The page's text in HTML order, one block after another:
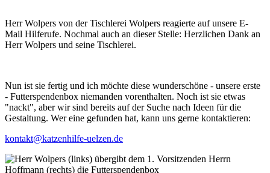
Herr Wolpers von der Tischlerei Wolpers reagierte auf unsere E-
Mail Hilferufe. Nochmal auch an dieser Stelle: Herzlichen Dank an
Herr Wolpers und seine Tischlerei.
Nun ist sie fertig und ich möchte diese wunderschöne - unsere erste
- Futterspendenbox niemanden vorenthalten. Noch ist sie etwas
"nackt", aber wir sind bereits auf der Suche nach Ideen für die
Gestaltung. Wer eine gefunden hat, kann uns gerne kontaktieren:
kontakt@katzenhilfe-uelzen.de